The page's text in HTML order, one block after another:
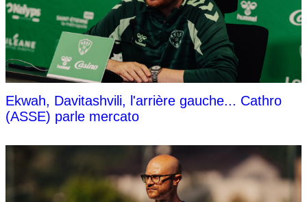
Ekwah, Davitashvili, l'arrière gauche... Cathro
(ASSE) parle mercato